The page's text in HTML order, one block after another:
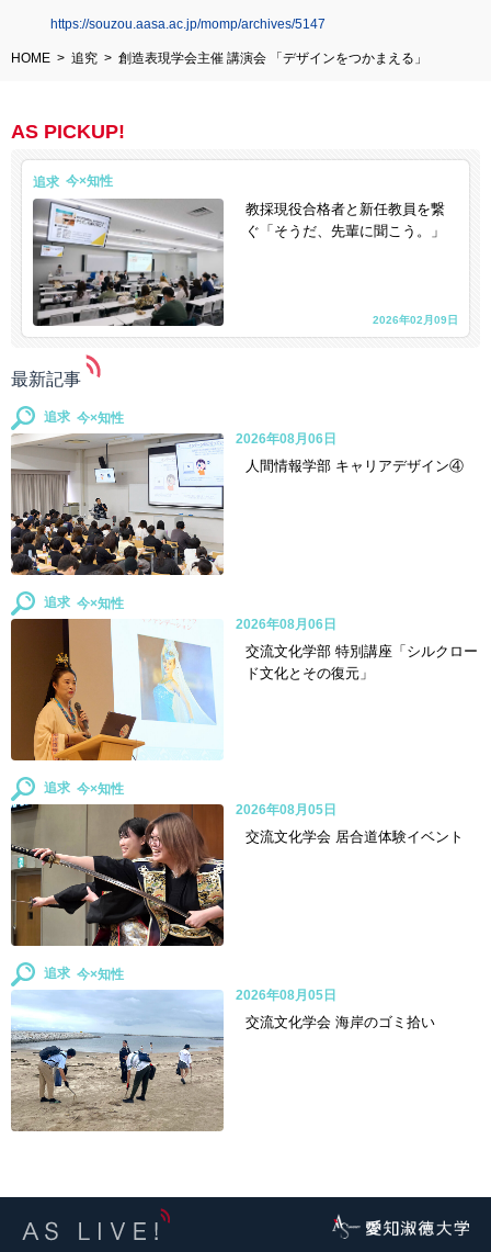
https://souzou.aasa.ac.jp/momp/archives/5147
HOME 追究 創造表現学会主催 講演会 「デザインをつかまえる」
AS PICKUP!
追求
教採現役合格者と新任教員を繋
ぐ「そうだ、先輩に聞こう。」
2026年02月09日
最新記事
追求
人間情報学部 キャリアデザイン④
2026年08月06日
追求
交流文化学部 特別講座「シルクロー
ド文化とその復元」
2026年08月06日
追求
交流文化学会 居合道体験イベント
2026年08月05日
追求
交流文化学会 海岸のゴミ拾い
2026年08月05日